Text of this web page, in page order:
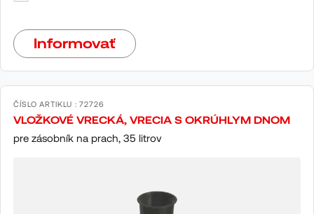
Informovať
ČÍSLO ARTIKLU : 72726
VLOŽKOVÉ VRECKÁ, VRECIA S OKRÚHLYM DNOM
pre zásobník na prach, 35 litrov